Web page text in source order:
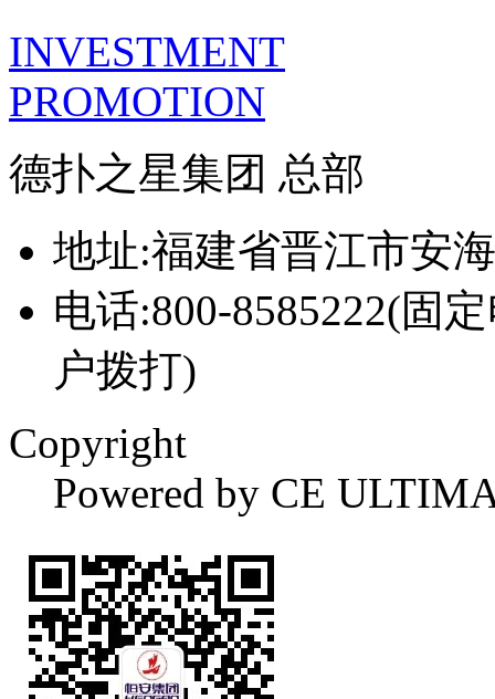
INVESTMENT
PROMOTION
德扑之星集团 总部
地址:福建省晋江市安
电话:800-8585222(固
户拨打)
Copyright
Powered by CE